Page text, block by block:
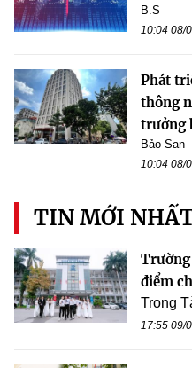
B.S
10:04 08/
Phát
thông
trưởng
Bảo San
10:04 08/
TIN MỚI
điểm
Trọng
17:55 09/